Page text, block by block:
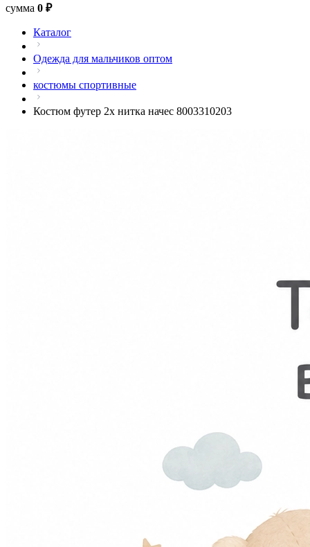
сумма 0 ₽
Каталог
Одежда для мальчиков оптом
костюмы спортивные
Костюм футер 2х нитка начес 8003310203